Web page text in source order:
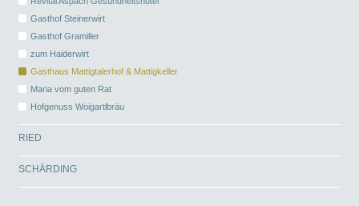
Gasthof Steinerwirt
Gasthof Gramiller
zum Haiderwirt
Gasthaus Mattigtalerhof & Mattigkeller
Maria vom guten Rat
Hofgenuss Woigartlbräu
RIED
SCHÄRDING